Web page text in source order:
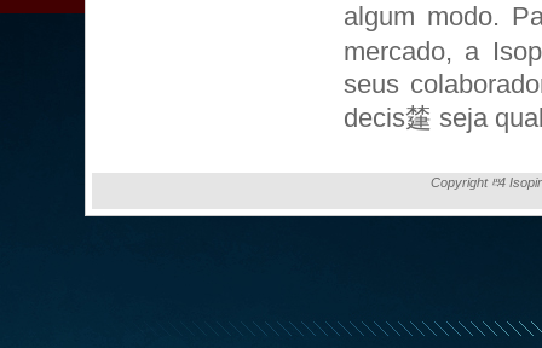
algum modo.
mercado, a
seus
decis㯬 seja
Copyright ⰱ4